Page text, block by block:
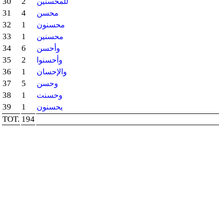
31 4 محسن
32 1 محسنون
33 1 محسنين
34 6 وأحسن
35 2 وأحسنوا
36 1 والإحسان
37 5 وحسن
38 1 وحسنت
39 1 يحسنون
TOT. 194